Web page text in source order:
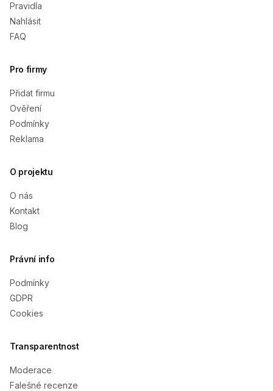
Pravidla
Nahlásit
FAQ
Pro firmy
Přidat firmu
Ověření
Podmínky
Reklama
O projektu
O nás
Kontakt
Blog
Právní info
Podmínky
GDPR
Cookies
Transparentnost
Moderace
Falešné recenze